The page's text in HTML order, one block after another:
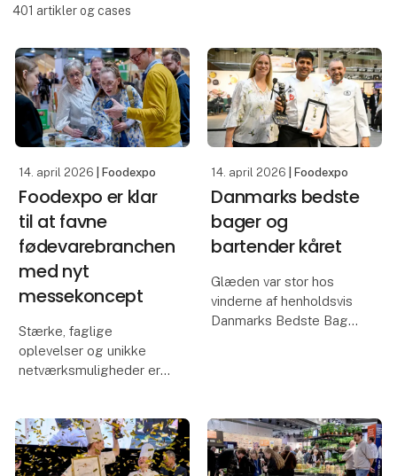
401 artikler og cases
14. april 2026 | Foodexpo
Foodexpo er klar
til at favne
fødevarebranchen
med nyt
messekoncept
Stærke, faglige
oplevelser og unikke
netværksmuligheder er i
Foodexpo, der samtidig
byder på et nyt
messekoncept.
14. april 2026 | Foodexpo
Danmarks bedste
bager og
bartender kåret
Glæden var stor hos
vinderne af henholdsvis
Danmarks Bedste Bager
dag to af Foodexpo,
hvor flere prestigefyldte
priser blev uddel